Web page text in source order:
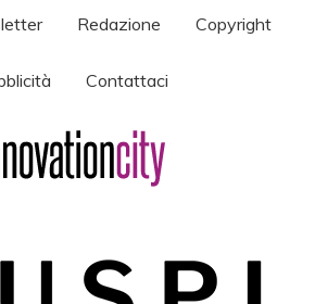
Redazione Copyright
Contattaci